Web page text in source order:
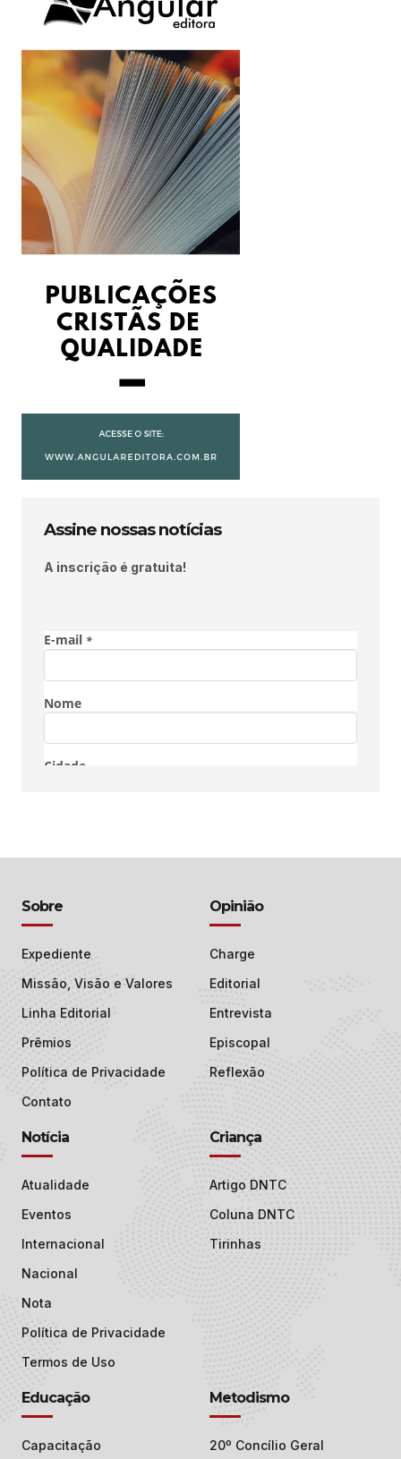
Assine nossas notícias
A inscrição é gratuita!
Sobre
Expediente
Missão, Visão e Valores
Linha Editorial
Prêmios
Política de Privacidade
Contato
Opinião
Charge
Editorial
Entrevista
Episcopal
Reflexão
Notícia
Atualidade
Eventos
Internacional
Nacional
Nota
Política de Privacidade
Termos de Uso
Criança
Artigo DNTC
Coluna DNTC
Tirinhas
Educação
Capacitação
Metodismo
20º Concílio Geral